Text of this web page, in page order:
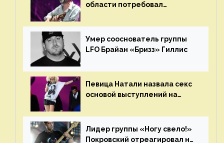
области потребовал
«Сплин»
Умер сооснователь группы
LFO Брайан «Бризз» Гиллис
Певица Натали назвала секс
основой выступлений на
Лидер группы «Ногу свело!»
Покровский отреагировал на